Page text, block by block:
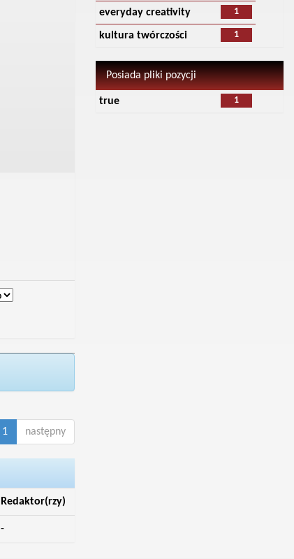
1 następny
Redaktor(rzy)
-
1
everyday creativity
1
kultura twórczości
Posiada pliki pozycji
1
true